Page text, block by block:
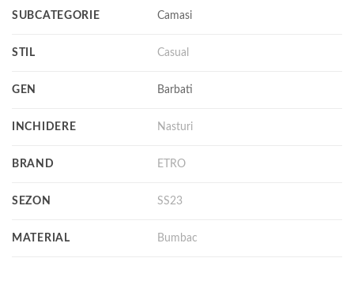
SUBCATEGORIE Camasi
STIL Casual
GEN Barbati
INCHIDERE Nasturi
BRAND ETRO
SEZON SS23
MATERIAL Bumbac